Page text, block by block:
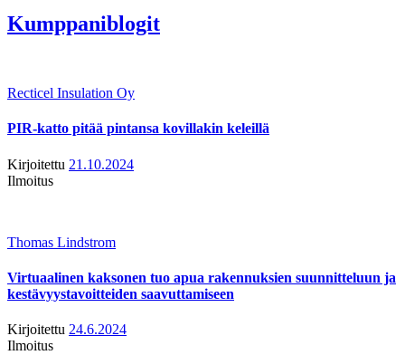
Kumppaniblogit
Recticel Insulation Oy
PIR-katto pitää pintansa kovillakin keleillä
Kirjoitettu 21.10.2024
Ilmoitus
Thomas Lindstrom
Virtuaalinen kaksonen tuo apua rakennuksien suunnitteluun ja
kestävyystavoitteiden saavuttamiseen
Kirjoitettu 24.6.2024
Ilmoitus